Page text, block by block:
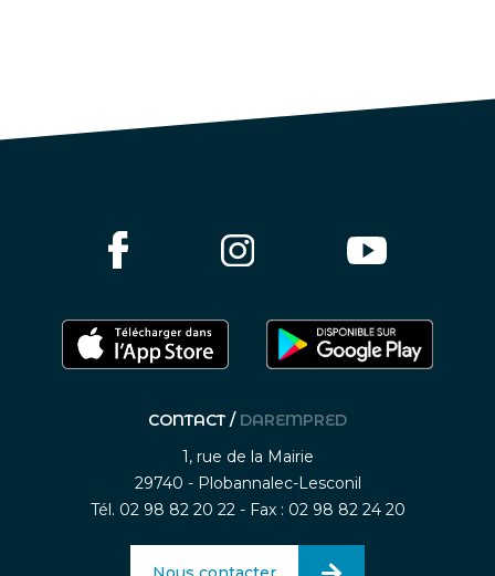
CONTACT / DAREMPRED
1, rue de la Mairie
29740 - Plobannalec-Lesconil
Tél. 02 98 82 20 22 - Fax : 02 98 82 24 20